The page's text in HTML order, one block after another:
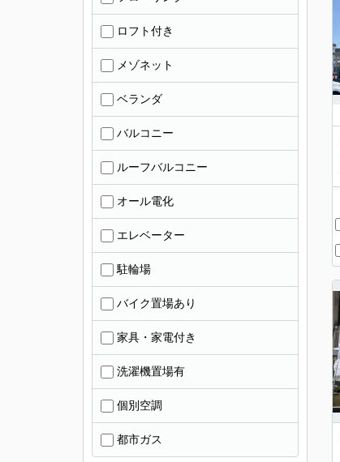
ロフト付き
メゾネット
ベランダ
バルコニー
ルーフバルコニー
オール電化
エレベーター
駐輪場
バイク置場あり
家具・家電付き
洗濯機置場有
個別空調
都市ガス